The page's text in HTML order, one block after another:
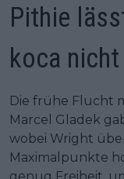
Pithie
koca
Die frühe Flucht
Marcel Gladek
wobei Wright
Maximalpunkte